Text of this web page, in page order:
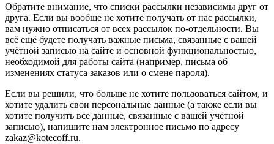
Обратите внимание, что списки рассылки независимы друг от
друга. Если вы вообще не хотите получать от нас рассылки,
вам нужно отписаться от всех рассылок по-отдельности. Вы
всё ещё будете получать важные письма, связанные с вашей
учётной записью на сайте и основной функциональностью,
необходимой для работы сайта (например, письма об
изменениях статуса заказов или о смене пароля).
Если вы решили, что больше не хотите пользоваться сайтом, и
хотите удалить свои персональные данные (а также если вы
хотите получить все данные, связанные с вашей учётной
записью), напишите нам электронное письмо по адресу
zakaz@kotecoff.ru.